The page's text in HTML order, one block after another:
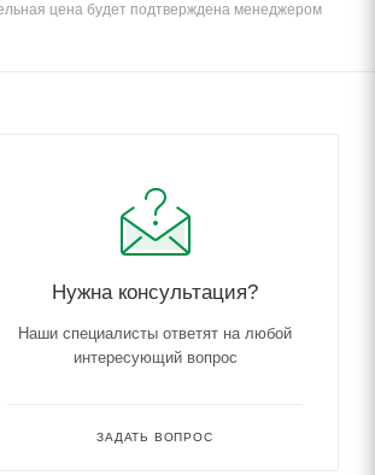
цена будет подтверждена менеджером
Нужна консультация?
Наши специалисты ответят на любой
интересующий вопрос
ЗАДАТЬ ВОПРОС